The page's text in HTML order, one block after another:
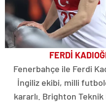
FERDİ
Fenerbahçe ile Ferdi
İngiliz ekibi, milli
kararlı. Brighton